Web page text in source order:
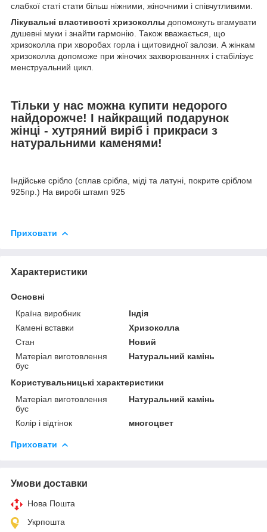
слабкої статі стати більш ніжними, жіночними і співчутливими.
Лікувальні властивості хризоколлы допоможуть вгамувати
душевні муки і знайти гармонію. Також вважається, що
хризоколла при хворобах горла і щитовидної залози. А жінкам
хризоколла допоможе при жіночих захворюваннях і стабілізує
менструальний цикл.
Тільки у нас можна купити недорого
найдорожче! І найкращий подарунок
жінці - хутряний виріб і прикраси з
натуральними каменями!
Індійське срібло (сплав срібла, міді та латуні, покрите сріблом
925пр.) На виробі штамп 925
Приховати
Характеристики
Основні
Країна виробник
Індія
Камені вставки
Хризоколла
Стан
Новий
Матеріал виготовлення
бус
Натуральний камінь
Користувальницькі характеристики
Матеріал виготовлення
бус
Натуральний камінь
Колір і відтінок многоцвет
Приховати
Умови доставки
Нова Пошта
Укрпошта